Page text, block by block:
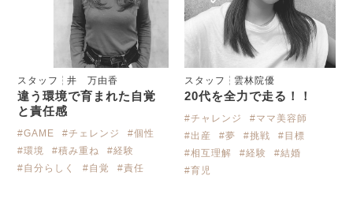
スタッフ 井 万由香
違う環境で育まれた自覚
と責任感
#GAME #チェレンジ
#個性
#環境
#積み重ね
#経験
#自分らしく
#自覚 #責任
スタッフ 雲林院優
20代を全力で走る！！
#チャレンジ
#ママ美容師
#出産
#夢 #挑戦
#目標
#相互理解
#経験
#結婚
#育児